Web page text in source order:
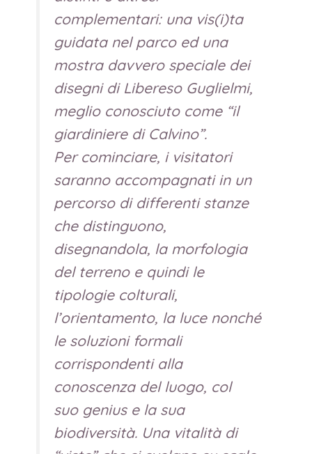
complementari: una vis(i)ta
guidata nel parco ed una
mostra davvero speciale dei
disegni di Libereso Guglielmi,
meglio conosciuto come “il
giardiniere di Calvino”.
Per cominciare, i visitatori
saranno accompagnati in un
percorso di differenti stanze
che distinguono,
disegnandola, la morfologia
del terreno e quindi le
tipologie colturali,
l’orientamento, la luce nonché
le soluzioni formali
corrispondenti alla
conoscenza del luogo, col
suo geniuse la sua
biodiversità. Una vitalità di